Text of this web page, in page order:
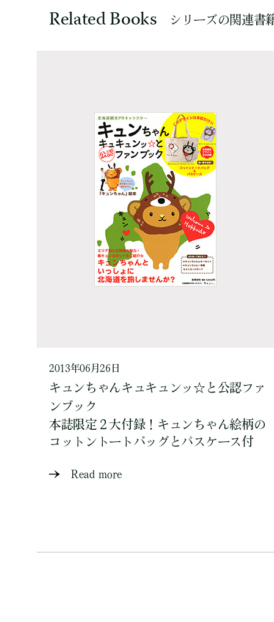
Related Books シリーズの関連書
2013年06月26日
キュンちゃんキュキュンッ☆と公認ファ
ンブック
本誌限定２大付録！キュンちゃん絵柄の
コットントートバッグとパスケース付
Read more